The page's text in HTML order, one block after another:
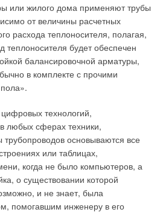
или жилого дома применяют трубы
от величины расчетных
расхода теплоносителя, полагая,
теплоносителя будет обеспечен
балансировочной арматуры,
в комплекте с прочими
технологий,
любых сферах техники,
трубопроводов основываются все
или таблицах,
когда не было компьютеров, а
о существовании которой
и не знает, была
помогавшим инженеру в его
заблаговременном, еще на стадии
вопросов эксплуатации.
компании «Ремикс»,
138квартирного жилого
«Клубный» в подмосковном
должны думать на шаг
Прапорщиков, инженер
руководивший работами по
в жилом комплексе. — В доме
контуров, в том числе отдельный —
под офисы. Каждый из контуров
управления, оснащенный
Multical 601. Кроме того,
и повышают
автоматики. Временные
расход энергии (табл.
— это современное элегантное
большому дисплею и
Термостаты гибко
значительное количество
— термостаты для фанкойлов или
а RDG 400KN — термостаты
с ноября
термостатов RDG,
Если комнатные термостаты
контроллеров Synco, то становятся